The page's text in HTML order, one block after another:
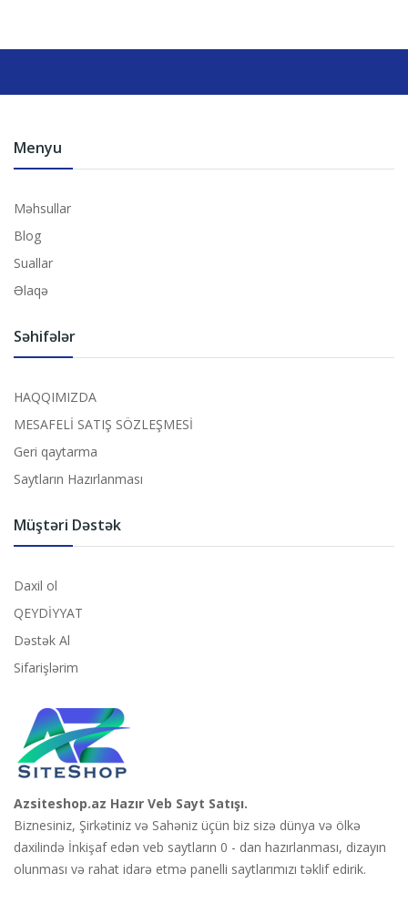
Menyu
Məhsullar
Blog
Suallar
Əlaqə
Səhifələr
HAQQIMIZDA
MESAFELİ SATIŞ SÖZLEŞMESİ
Geri qaytarma
Saytların Hazırlanması
Müştəri Dəstək
Daxil ol
QEYDİYYAT
Dəstək Al
Sifarişlərim
Azsiteshop.az Hazır Veb Sayt Satışı.
Biznesiniz, Şirkətiniz və Sahəniz üçün biz sizə dünya və ölkə
daxilində İnkişaf edən veb saytların 0 - dan hazırlanması, dizayın
olunması və rahat idarə etmə panelli saytlarımızı təklif edirik.